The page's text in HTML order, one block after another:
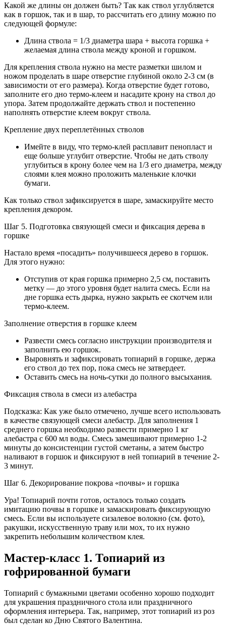
Какой же длины он должен быть? Так как ствол углубляется
как в горшок, так и в шар, то рассчитать его длину можно по
следующей формуле:
Длина ствола = 1/3 диаметра шара + высота горшка +
желаемая длина ствола между кроной и горшком.
Для крепления ствола нужно на месте разметки шилом и
ножом проделать в шаре отверстие глубиной около 2-3 см (в
зависимости от его размера). Когда отверстие будет готово,
заполните его дно термо-клеем и насадите крону на ствол до
упора. Затем продолжайте держать ствол и постепенно
наполнять отверстие клеем вокруг ствола.
Крепление двух переплетённых стволов
Имейте в виду, что термо-клей расплавит пенопласт и
еще больше углубит отверстие. Чтобы не дать стволу
углубиться в крону более чем на 1/3 его диаметра, между
слоями клея можно проложить маленькие клочки
бумаги.
Как только ствол зафиксируется в шаре, замаскируйте место
крепления декором.
Шаг 5. Подготовка связующей смеси и фиксация дерева в
горшке
Настало время «посадить» получившееся дерево в горшок.
Для этого нужно:
Отступив от края горшка примерно 2,5 см, поставить
метку — до этого уровня будет налита смесь. Если на
дне горшка есть дырка, нужно закрыть ее скотчем или
термо-клеем.
Заполнение отверстия в горшке клеем
Развести смесь согласно инструкции производителя и
заполнить ею горшок.
Выровнять и зафиксировать топиарий в горшке, держа
его ствол до тех пор, пока смесь не затвердеет.
Оставить смесь на ночь-сутки до полного высыхания.
Фиксация ствола в смеси из алебастра
Подсказка: Как уже было отмечено, лучше всего использовать
в качестве связующей смеси алебастр. Для заполнения 1
среднего горшка необходимо развести примерно 1 кг
алебастра с 600 мл воды. Смесь замешивают примерно 1-2
минуты до консистенции густой сметаны, а затем быстро
наливают в горшок и фиксируют в ней топиарий в течение 2-
3 минут.
Шаг 6. Декорирование покрова «почвы» и горшка
Ура! Топиарий почти готов, осталось только создать
имитацию почвы в горшке и замаскировать фиксирующую
смесь. Если вы используете сизалевое волокно (см. фото),
ракушки, искусственную траву или мох, то их нужно
закрепить небольшим количеством клея.
Мастер-класс 1. Топиарий из
гофрированной бумаги
Топиарий с бумажными цветами особенно хорошо подходит
для украшения праздничного стола или праздничного
оформления интерьера. Так, например, этот топиарий из роз
был сделан ко Дню Святого Валентина.